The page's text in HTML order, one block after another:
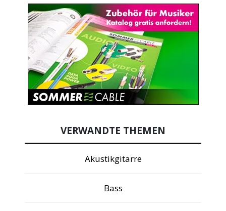
VERWANDTE THEMEN
Akustikgitarre
Bass